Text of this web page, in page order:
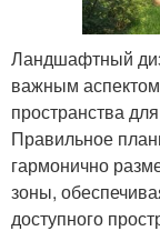
Ландшафтный
важным
пространства
Правильное
гармонично
зоны,
доступного